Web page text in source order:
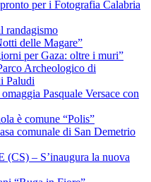
per i Fotografia Calabria
randagismo
delle Magare”
per Gaza: oltre i muri”
Archeologico di
Paludi
Pasquale Versace con
è comune “Polis”
comunale di San Demetrio
– S’inaugura la nuova